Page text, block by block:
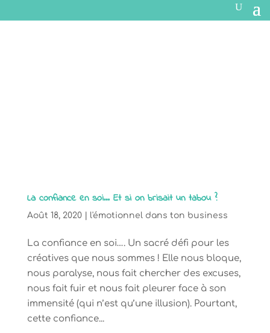
La confiance en soi… Et si on brisait un tabou ?
Août 18, 2020| l'émotionnel dans ton business
La confiance en soi…. Un sacré défi pour les
créatives que nous sommes ! Elle nous bloque,
nous paralyse, nous fait chercher des excuses,
nous fait fuir et nous fait pleurer face à son
immensité (qui n’est qu’une illusion). Pourtant,
cette confiance...